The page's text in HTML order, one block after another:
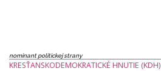
nominant politickej strany
KRESŤANSKODEMOKRATICKÉ HNUTIE (KDH)